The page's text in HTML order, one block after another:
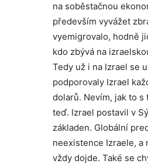
na soběstačnou
především vyvážet
vyemigrovalo, hodně
kdo zbývá na
Tedy už i na Izrael se
podporovaly Izrael
dolarů. Nevím, jak to
teď. Izrael postavil v
základen. Globální
neexistence Izraele, a
vždy dojde. Také se